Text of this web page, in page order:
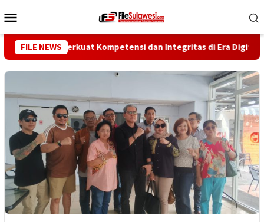
ke
Mobile
FILE NEWSPerkuat Kompetensi dan Integritas di Era Digital